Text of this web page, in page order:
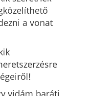
a vonat
vidám baráti,